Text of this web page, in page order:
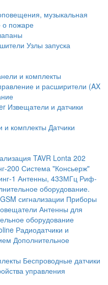
музыкальная
о пожаре
Узлы запуска
и комплекты
и расширители (AX
Извещатели и датчики
и комплекты Датчики
TAVR Lonta 202
200 Система "Консьерж"
1 Антенны, 433МГц Риф-
оборудование.
сигнализации Приборы
Антенны для
оборудование
Радиодатчики и
Дополнительное
Беспроводные датчики
управления